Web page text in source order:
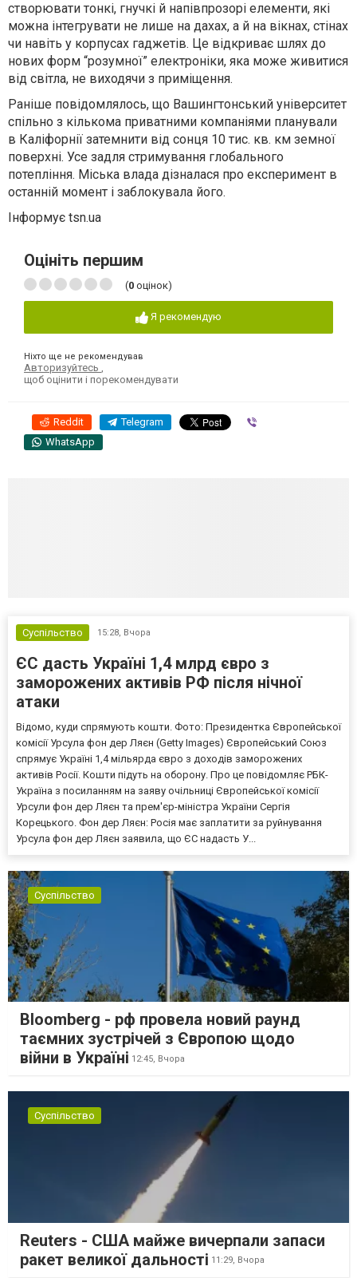
створювати тонкі, гнучкі й напівпрозорі елементи, які
можна інтегрувати не лише на дахах, а й на вікнах, стінах
чи навіть у корпусах гаджетів. Це відкриває шлях до
нових форм “розумної” електроніки, яка може живитися
від світла, не виходячи з приміщення.
Раніше повідомлялось, що Вашингтонський університет
спільно з кількома приватними компаніями планували
в Каліфорнії затемнити від сонця 10 тис. кв. км земної
поверхні. Усе задля стримування глобального
потепління. Міська влада дізналася про експеримент в
останній момент і заблокувала його.
Інформує tsn.ua
Оцініть першим
(0 оцінок)
Я рекомендую
Ніхто ще не рекомендував
Авторизуйтесь
щоб оцінити і порекомендувати
Reddit Telegram
WhatsApp
Суспільство 15:28, Вчора
ЄС дасть Україні 1,4 млрд євро з
заморожених активів РФ після нічної
атаки
Відомо, куди спрямують кошти. Фото: Президентка Європейської
комісії Урсула фон дер Ляєн (Getty Images) Європейський Союз
спрямує Україні 1,4 мільярда євро з доходів заморожених
активів Росії. Кошти підуть на оборону. Про це повідомляє РБК-
Україна з посиланням на заяву очільниці Європейської комісії
Урсули фон дер Ляєн та прем'єр-міністра України Сергія
Корецького. Фон дер Ляєн: Росія має заплатити за руйнування
Урсула фон дер Ляєн заявила, що ЄС надасть У...
Суспільство
Bloomberg - рф провела новий раунд
таємних зустрічей з Європою щодо
війни в Україні 12:45, Вчора
Суспільство
Reuters - США майже вичерпали запаси
ракет великої дальності 11:29, Вчора